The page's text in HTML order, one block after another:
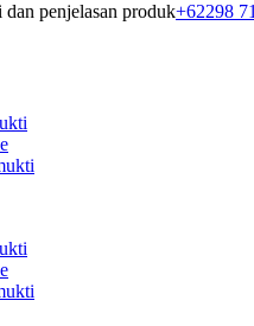
penjelasan produk+62298